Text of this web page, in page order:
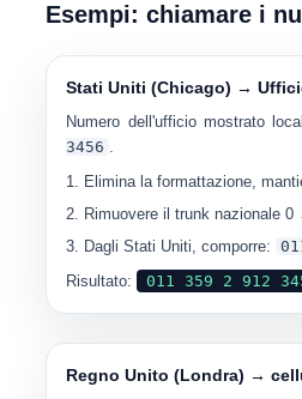
Esempi: chiamare i
Stati Uniti (Chicago) →
Numero dell'ufficio mostrato
3456 .
Elimina la formattazione,
Rimuovere il trunk nazionale
Dagli Stati Uniti, comporre:
Risultato:
011 359 2 912
Regno Unito (Londra) →